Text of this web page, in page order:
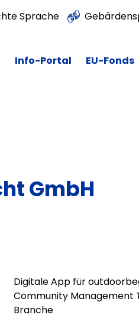
Sprache
Info-Portal EU-Fonds
GmbH
Digitale App für
Community Management
Branche